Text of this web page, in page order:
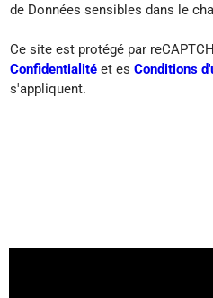
de Données sensibles dans le
Ce site est protégé par
Confidentialité et es Conditions
s'appliquent.